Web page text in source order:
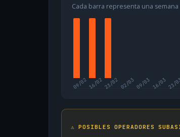
Cada barra representa una
09/0216/0223/02 02/03 09/03 16/03 23/
⚠️ POSIBLES OPERADORES